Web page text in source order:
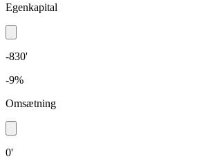
Egenkapital
-830'
-9%
Omsætning
0'